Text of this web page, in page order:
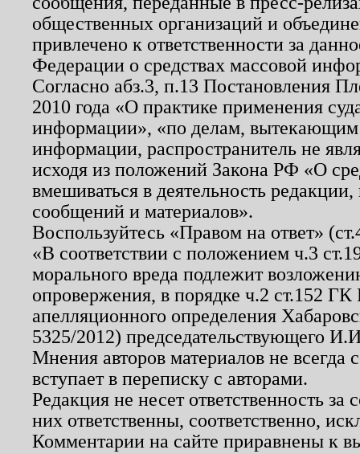
общественных организаций и
привлечено к ответственности за
Федерации о средствах массовой
Согласно абз.3, п.13 Постановления
2010 года «О практике применения
информации», «по делам, вытекающим
информации, распространитель не
исходя из положений Закона РФ «О
вмешиваться в деятельность
сообщений и материалов».
Воспользуйтесь «Правом на ответ»
«В соответствии с положением ч.3
морального вреда подлежит
опровержения, в порядке ч.2 ст.152
апелляционного определения
5325/2012) председательствующего
Мнения авторов материалов не
вступает в переписку с авторами.
Редакция не несет ответственность
них ответственны, соответственно,
Комментарии на сайте приравнены к